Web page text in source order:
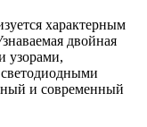
характерным
двойная
узорами,
светодиодными
и современный